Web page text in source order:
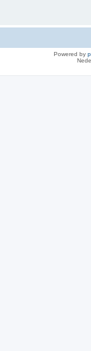
Powered by